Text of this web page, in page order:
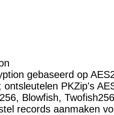
gebaseerd op
ontsleutelen PKZip's
Blowfish,
records aanmaken